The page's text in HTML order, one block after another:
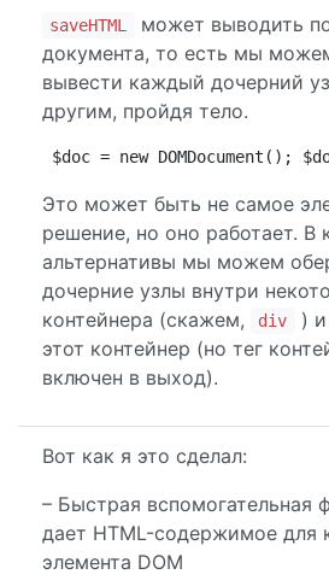
saveHTML
может выводить
документа, то есть мы
вывести каждый дочерний
другим, пройдя тело.
$doc = new
Это может быть не самое
решение, но оно работает. В
альтернативы мы можем
дочерние узлы внутри
контейнера (скажем,
div
)
этот контейнер (но тег
включен в выход).
Вот как я это сделал:
– Быстрая вспомогательная
дает HTML-содержимое для
элемента DOM